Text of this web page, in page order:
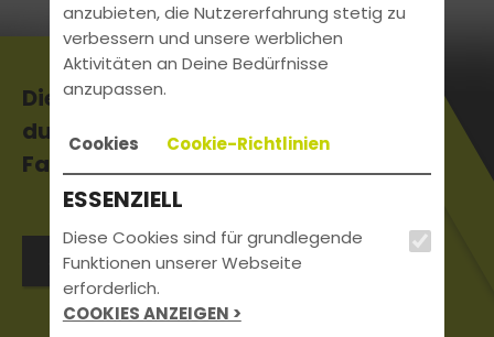
Die aktuellsten News erhältst
du direkt bei uns in der
Fahrschule.
Jetzt Kontakt aufnehmen
anzubieten, die Nutzererfahrung stetig zu
verbessern und unsere werblichen
Aktivitäten an Deine Bedürfnisse
anzupassen.
Cookies Cookie-Richtlinien
ESSENZIELL
Diese Cookies sind für grundlegende
Funktionen unserer Webseite
erforderlich.
COOKIES ANZEIGEN >